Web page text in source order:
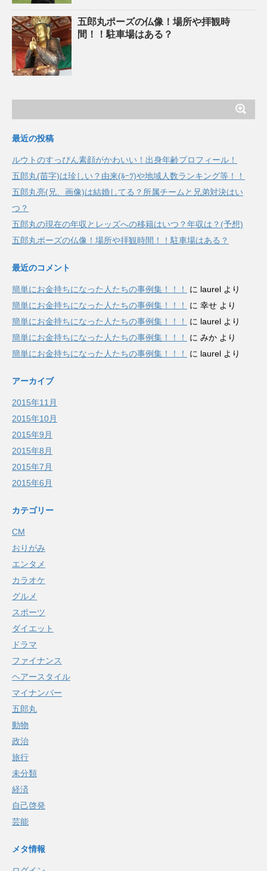
五郎丸ポーズの仏像！場所や拝観時
間！！駐車場はある？
最近の投稿
ルウトのすっぴん素顔がかわいい！出身年齢プロフィール！
五郎丸(苗字)は珍しい？由来(ﾙｰﾂ)や地域人数ランキング等！！
五郎丸亮(兄、画像)は結婚してる？所属チームと兄弟対決はい
つ？
五郎丸の現在の年収とレッズへの移籍はいつ？年収は？(予想)
五郎丸ポーズの仏像！場所や拝観時間！！駐車場はある？
最近のコメント
簡単にお金持ちになった人たちの事例集！！！ に laurel より
簡単にお金持ちになった人たちの事例集！！！
に 幸せ より
簡単にお金持ちになった人たちの事例集！！！
に laurel より
簡単にお金持ちになった人たちの事例集！！！
に みか より
簡単にお金持ちになった人たちの事例集！！！
に laurel より
アーカイブ
2015年11月
2015年10月
2015年9月
2015年8月
2015年7月
2015年6月
カテゴリー
CM
おりがみ
エンタメ
カラオケ
グルメ
スポーツ
ダイエット
ドラマ
ファイナンス
ヘアースタイル
マイナンバー
五郎丸
動物
政治
旅行
未分類
経済
自己啓発
芸能
メタ情報